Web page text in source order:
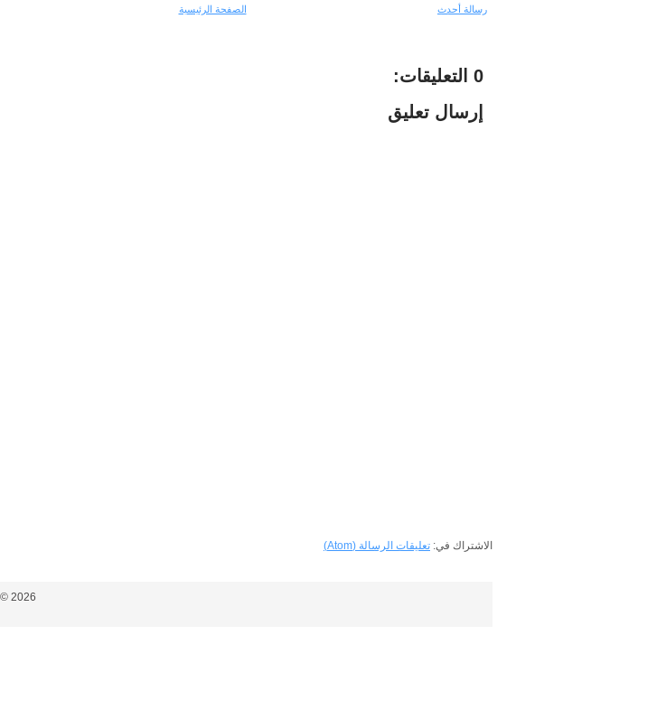
رسالة أحدث الصفحة الرئيسية
0 التعليقات:
إرسال تعليق
الاشتراك في: تعليقات الرسالة (Atom)
2026